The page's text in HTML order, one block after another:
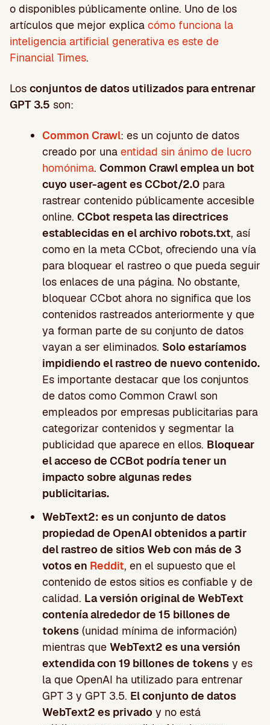
o disponibles públicamente online. Uno de los
artículos que mejor explica cómo funciona la
inteligencia artificial generativa es este de
Financial Times.
Los conjuntos de datos utilizados para entrenar
GPT 3.5 son:
Common Crawl: es un cojunto de datos
creado por una entidad sin ánimo de lucro
homónima. Common Crawl emplea un bot
cuyo user-agent es CCbot/2.0 para
rastrear contenido públicamente accesible
online. CCbot respeta las directrices
establecidas en el archivo robots.txt, así
como en la meta CCbot, ofreciendo una vía
para bloquear el rastreo o que pueda seguir
los enlaces de una página. No obstante,
bloquear CCbot ahora no significa que los
contenidos rastreados anteriormente y que
ya forman parte de su conjunto de datos
vayan a ser eliminados. Solo estaríamos
impidiendo el rastreo de nuevo contenido.
Es importante destacar que los conjuntos
de datos como Common Crawl son
empleados por empresas publicitarias para
categorizar contenidos y segmentar la
publicidad que aparece en ellos. Bloquear
el acceso de CCBot podría tener un
impacto sobre algunas redes
publicitarias.
WebText2: es un conjunto de datos
propiedad de OpenAI obtenidos a partir
del rastreo de sitios Web con más de 3
votos en Reddit, en el supuesto que el
contenido de estos sitios es confiable y de
calidad. La versión original de WebText
contenía alrededor de 15 billones de
tokens (unidad mínima de información)
mientras que WebText2 es una versión
extendida con 19 billones de tokens y es
la que OpenAI ha utilizado para entrenar
GPT 3 y GPT 3.5. El conjunto de datos
WebText2 es privado y no está